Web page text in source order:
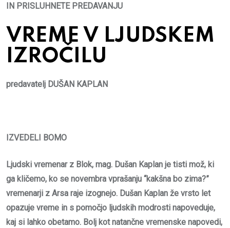
IN PRISLUHNETE PREDAVANJU
VREME V LJUDSKEM
IZROČILU
predavatelj DUŠAN KAPLAN
IZVEDELI BOMO
Ljudski vremenar z Blok, mag. Dušan Kaplan je tisti mož, ki
ga kličemo, ko se novembra vprašanju “kakšna bo zima?”
vremenarji z Arsa raje izognejo. Dušan Kaplan že vrsto let
opazuje vreme in s pomočjo ljudskih modrosti napoveduje,
kaj si lahko obetamo. Bolj kot natančne vremenske napovedi,